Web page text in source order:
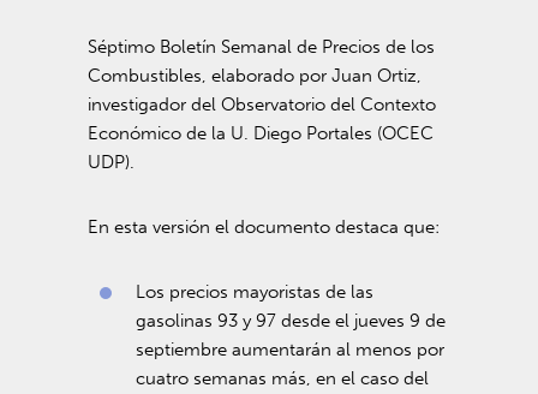
Séptimo Boletín Semanal de Precios de los
Combustibles, elaborado por Juan Ortiz,
investigador delObservatorio del Contexto
Económico de la U. Diego Portales (OCEC
UDP).
En esta versión el documento destaca que:
Los precios mayoristas de las
gasolinas 93 y 97 desde el jueves 9 de
septiembre aumentarán al menos por
cuatro semanas más, en el caso del